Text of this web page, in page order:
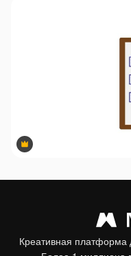
Premium
Premium
Креативная платформа